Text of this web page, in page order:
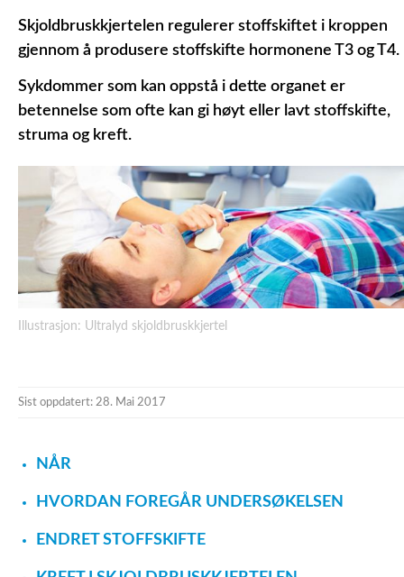
Skjoldbruskkjertelen regulerer stoffskiftet i kroppen
gjennom å produsere stoffskifte hormonene T3 og T4.
Sykdommer som kan oppstå i dette organet er
betennelse som ofte kan gi høyt eller lavt stoffskifte,
struma og kreft.
Illustrasjon: Ultralyd skjoldbruskkjertel
Sist oppdatert: 28. Mai 2017
NÅR
HVORDAN FOREGÅR UNDERSØKELSEN
ENDRET STOFFSKIFTE